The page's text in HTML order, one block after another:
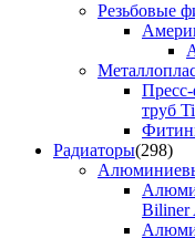
Резьбовые
труб
Радиаторы(298)
Biliner